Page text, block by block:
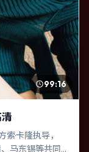
99:16
·卡隆执导，
马东锡等共同